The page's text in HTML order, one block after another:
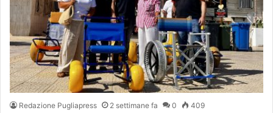
Redazione Pugliapress 2 settimane fa 0 409